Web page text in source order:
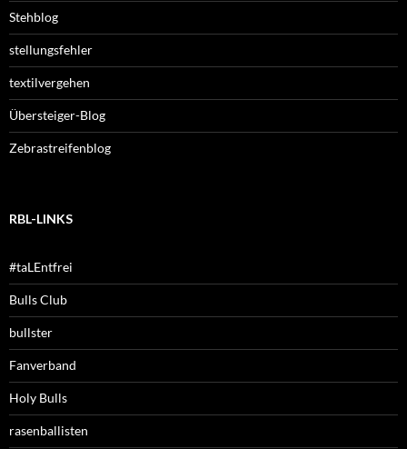
Stehblog
stellungsfehler
textilvergehen
Übersteiger-Blog
Zebrastreifenblog
RBL-LINKS
#taLEntfrei
Bulls Club
bullster
Fanverband
Holy Bulls
rasenballisten